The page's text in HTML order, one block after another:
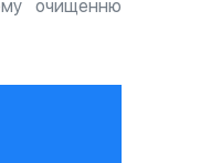
очищенню